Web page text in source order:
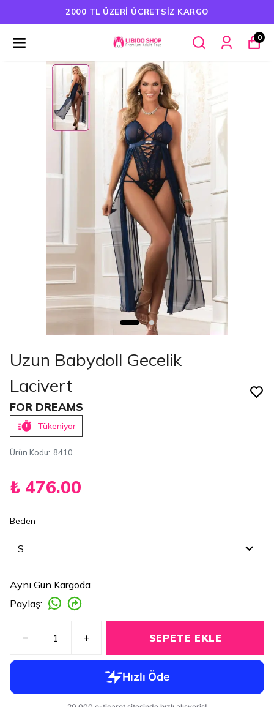
HAVALE ÖDEMELERINDE %5 İNDIRIM
0
Uzun Babydoll Gecelik
Lacivert
FOR DREAMS
Tükeniyor
Ürün Kodu: 8410
₺ 476.00
Beden
Aynı Gün Kargoda
Paylaş:
SEPETE EKLE